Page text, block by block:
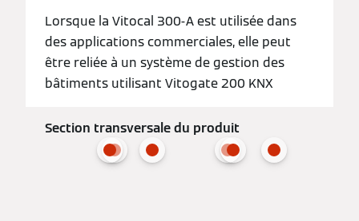
Lorsque la Vitocal 300‑A est utilisée dans
des applications commerciales, elle peut
être reliée à un système de gestion des
bâtiments utilisant Vitogate 200 KNX
Section transversale du produit